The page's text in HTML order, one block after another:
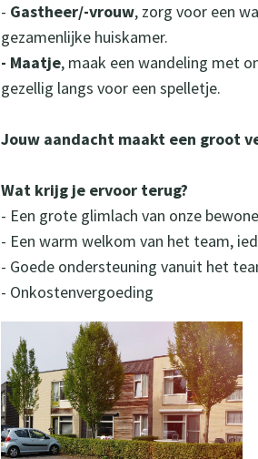
- Gastheer/-vrouw, zorg voor een
gezamenlijke huiskamer.
- Maatje, maak een wandeling met
gezellig langs voor een spelletje.
Jouw aandacht maakt een groot
Wat krijg je ervoor terug?
- Een grote glimlach van onze
- Een warm welkom van het team,
- Goede ondersteuning vanuit het
- Onkostenvergoeding